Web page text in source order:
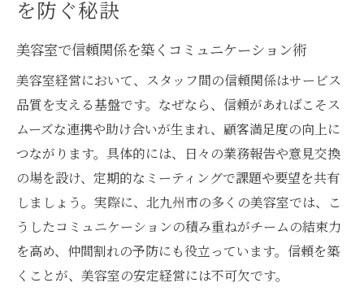
は
美容室でチームワークを高める実践的な方
法
美容室の人間関係が評判に直結する理由
美容室スタッフの連携が評判アップの鍵に
なる
口コミで広がる美容室の人間関係の重要性
小倉の美容室で選ばれる理由はチームワー
ク
美容室の信頼度がサービス向上につながる
仕組み
を防ぐ秘訣
美容室で信頼関係を築くコミュニケーション術
美容室経営において、スタッフ間の信頼関係はサービス
品質を支える基盤です。なぜなら、信頼があればこそス
ムーズな連携や助け合いが生まれ、顧客満足度の向上に
つながります。具体的には、日々の業務報告や意見交換
の場を設け、定期的なミーティングで課題や要望を共有
しましょう。実際に、北九州市の多くの美容室では、こ
うしたコミュニケーションの積み重ねがチームの結束力
を高め、仲間割れの予防にも役立っています。信頼を築
くことが、美容室の安定経営には不可欠です。